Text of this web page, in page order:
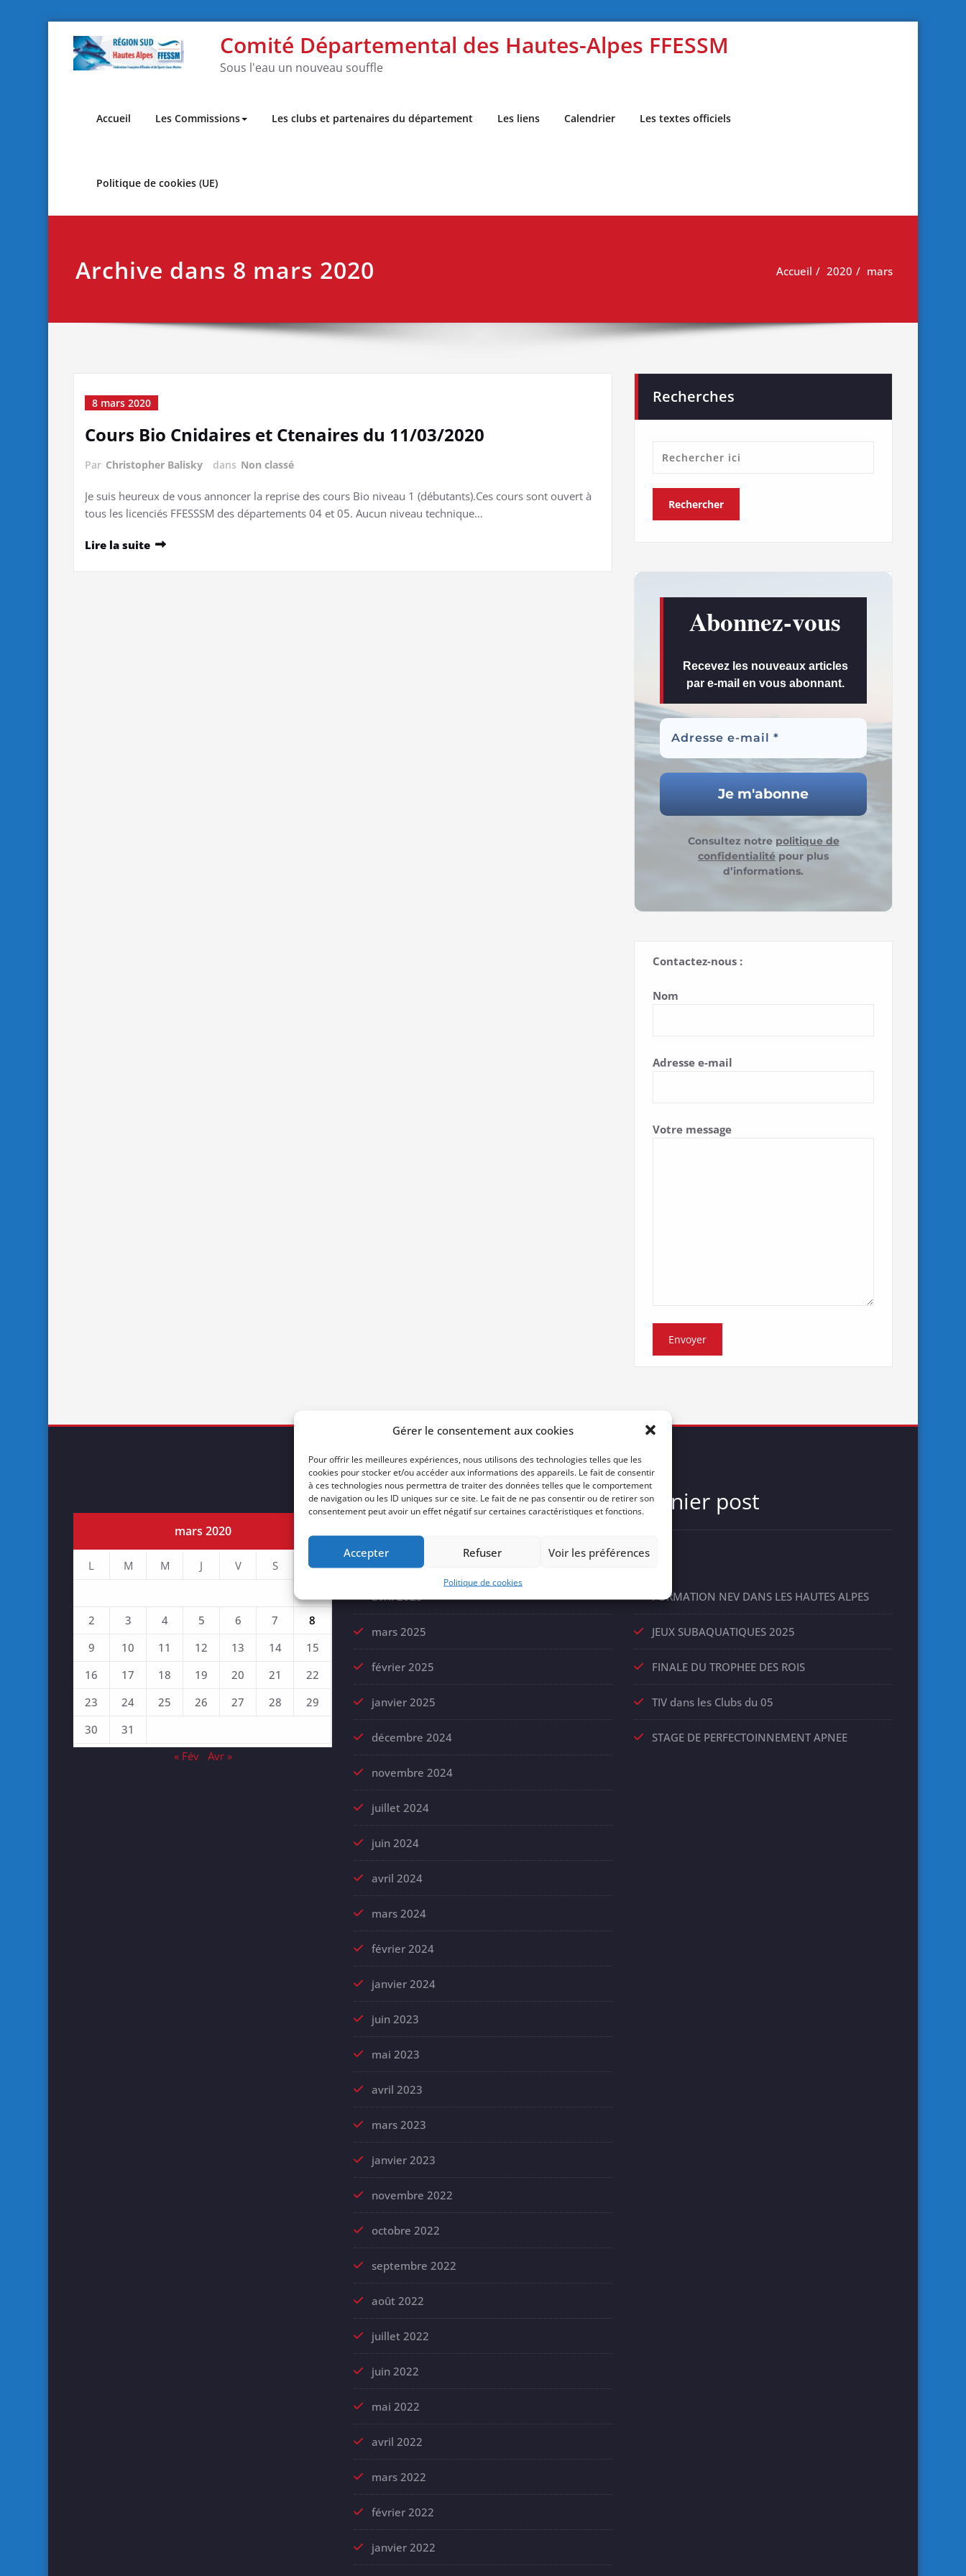
Gérer le consentement aux cookies
Pour offrir les meilleures expériences, nous utilisons des technologies telles que les
cookies pour stocker et/ou accéder aux informations des appareils. Le fait de consentir
à ces technologies nous permettra de traiter des données telles que le comportement
de navigation ou les ID uniques sur ce site. Le fait de ne pas consentir ou de retirer son
consentement peut avoir un effet négatif sur certaines caractéristiques et fonctions.
Accepter Refuser Voir les préférences
Politique de cookies
content
Comité Départemental des Hautes-Alpes FFESSM
Sous l'eau un nouveau souffle
Accueil Les Commissions Les clubs et partenaires du département Les liens Calendrier Les textes officiels
Politique de cookies (UE)
Archive dans 8 mars 2020 Accueil 2020 mars
8 mars 2020
Cours Bio Cnidaires et Ctenaires du 11/03/2020
Par Christopher Balisky dans Non classé
Je suis heureux de vous annoncer la reprise des cours Bio niveau 1 (débutants).Ces cours sont ouvert à
tous les licenciés FFESSSM des départements 04 et 05. Aucun niveau technique…
Lire la suite
Recherches
Abonnez-vous
Recevez les nouveaux articles
par e-mail en vous abonnant.
Consultez notre politique de
confidentialité pour plus
d’informations.
Contactez-nous :
Nom
Adresse e-mail
Votre message
mars 2020
L M M J V S
D
2
3 4 5 6 7
8
9
10 11 12 13 14
15
16
17 18 19 20 21
22
23
24 25 26 27 28
29
30
31
« Fév
Avr »
Archives
juin 2025
avril 2025
mars 2025
février 2025
janvier 2025
décembre 2024
novembre 2024
juillet 2024
juin 2024
avril 2024
mars 2024
février 2024
janvier 2024
juin 2023
mai 2023
avril 2023
mars 2023
janvier 2023
novembre 2022
octobre 2022
septembre 2022
août 2022
juillet 2022
juin 2022
mai 2022
avril 2022
mars 2022
février 2022
janvier 2022
Dernier post
FORMATION NEV DANS LES HAUTES ALPES
JEUX SUBAQUATIQUES 2025
FINALE DU TROPHEE DES ROIS
TIV dans les Clubs du 05
STAGE DE PERFECTOINNEMENT APNEE